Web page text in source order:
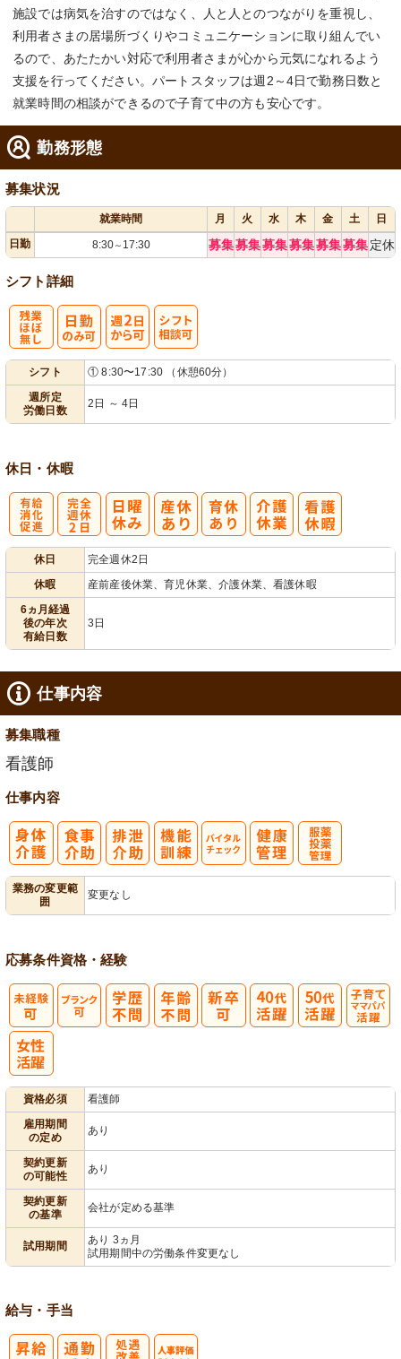
施設では病気を治すのではなく、人と人とのつながりを重視し、
利用者さまの居場所づくりやコミュニケーションに取り組んでい
るので、あたたかい対応で利用者さまが心から元気になれるよう
支援を行ってください。パートスタッフは週2～4日で勤務日数と
就業時間の相談ができるので子育て中の方も安心です。
勤務形態
募集状況
就業時間 月 火 水 木 金 土
日
日勤
8:30～ 17:30 募集募集募集募集募集募集 定休
シフト詳細
シフト
① 8:30〜17:30 （休憩60分）
週所定
労働日数
2日 ～ 4日
休日・休暇
休日
完全週休2日
休暇
産前産後休業、育児休業、介護休業、看護休暇
6ヵ月経過
後の年次
有給日数
3日
仕事内容
募集職種
看護師
仕事内容
業務の変更範
囲
変更なし
応募条件資格・経験
資格必須
看護師
雇用期間
の定め
あり
契約更新
の可能性
あり
契約更新
の基準
会社が定める基準
試用期間
あり 3ヵ月
試用期間中の労働条件変更なし
給与・手当